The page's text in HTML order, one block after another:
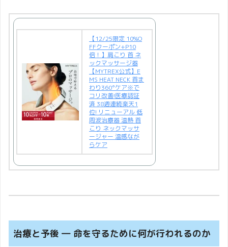
【12/25限定 10%O
FFクーポン+P10
倍！】肩こり 首 ネ
ックマッサージ器
【MYTREX公式】E
MS HEAT NECK 首ま
わり360°ケア※で
コリ改善!医療認証
済 38週連続楽天1
位! リニューアル 低
周波治療器 温熱 首
こり ネックマッサ
ージャー 温感なが
らケア
治療と予後 ― 命を守るために何が行われるのか